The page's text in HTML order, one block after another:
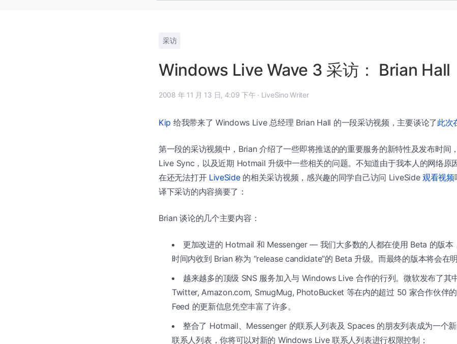
采访
Windows Live Wave 3 采访： Brian Hall
2008 年 11 月 13 日, 4:09 下午 · LiveSino Writer
Kip 给我带来了 Windows Live 总经理 Brian Hall 的一段采访视频，主要谈论了此次
第一段的采访视频中，Brian 介绍了一些即将推送的的重要服务的新特性及发布时间
Live Sync，以及近期 Hotmail 升级中一些相关的问题。不知道由于我本人的网络原
在还无法打开 LiveSide的相关采访视频，感兴趣的同学自己访问 LiveSide观看视频
译下采访的内容摘要了：
Brian 谈论的几个主要内容：
更加改进的 Hotmail 和 Messenger — 我们大多数的人都在使用 Beta 的版本
时间内收到 Brian 称为 “release candidate”的 Beta 升级。而最终的版本将会在
越来越多的顶级 SNS 服务加入与 Windows Live 合作的行列。微软发布了其
Twitter, Amazon.com, SmugMug, PhotoBucket 等在内的超过 50 家合作伙伴的
Feed 的更新信息凭空丰富了许多。
整合了 Hotmail、Messenger 的联系人列表及 Spaces 的朋友列表成为一个
联系人列表，你将可以对新的 Windows Live 联系人列表进行权限控制；